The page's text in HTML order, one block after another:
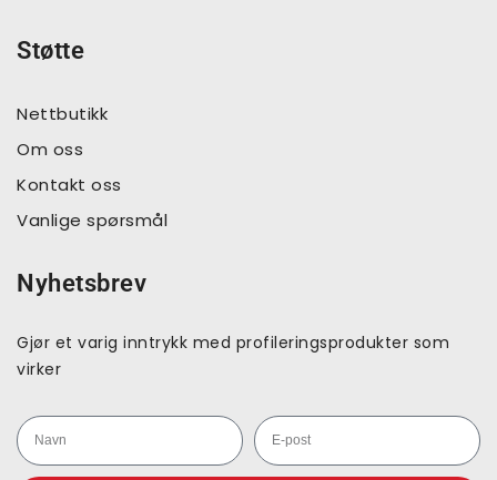
Støtte
Nettbutikk
Om oss
Kontakt oss
Vanlige spørsmål
Nyhetsbrev
Gjør et varig inntrykk med profileringsprodukter som
virker